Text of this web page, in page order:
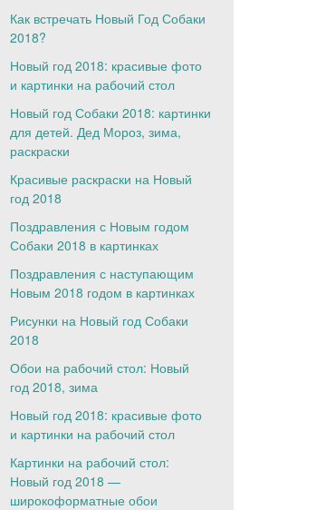
Как встречать Новый Год Собаки
2018?
Новый год 2018: красивые фото
и картинки на рабочий стол
Новый год Собаки 2018: картинки
для детей. Дед Мороз, зима,
раскраски
Красивые раскраски на Новый
год 2018
Поздравления с Новым годом
Собаки 2018 в картинках
Поздравления с наступающим
Новым 2018 годом в картинках
Рисунки на Новый год Собаки
2018
Обои на рабочий стол: Новый
год 2018, зима
Новый год 2018: красивые фото
и картинки на рабочий стол
Картинки на рабочий стол:
Новый год 2018 —
широкоформатные обои